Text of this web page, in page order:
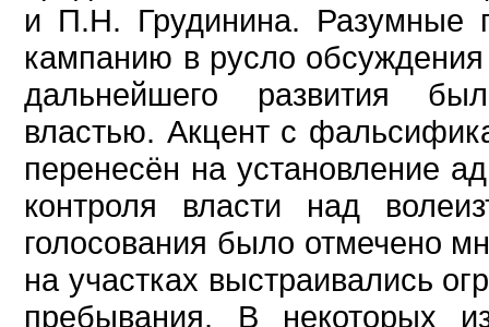
и П.Н. Грудинина. Разумные
кампанию в русло
дальнейшего развития
властью. Акцент с
перенесён на установление
контроля власти над
голосования было отмечено
на участках выстраивались
пребывания. В некоторых